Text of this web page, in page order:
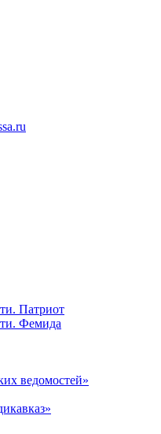
Патриот
Фемида
ведомостей»